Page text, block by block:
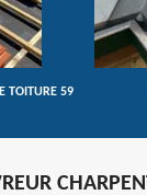
TOITURE 59